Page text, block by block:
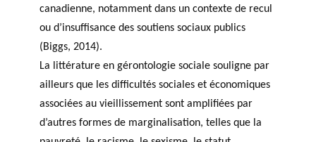
canadienne, notamment dans un contexte de recul
ou d’insuffisance des soutiens sociaux publics
(Biggs, 2014).
La littérature en gérontologie sociale souligne par
ailleurs que les difficultés sociales et économiques
associées au vieillissement sont amplifiées par
d’autres formes de marginalisation, telles que la